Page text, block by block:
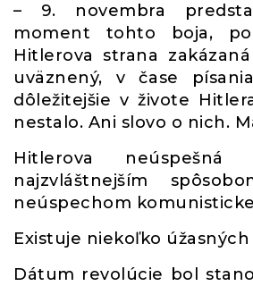
– 9. novembra
moment tohto boja,
Hitlerova strana
uväznený, v čase
dôležitejšie v živote
nestalo. Ani slovo o nich.
Hitlerova neúspešná
najzvláštnejším
neúspechom
Existuje niekoľko
Dátum revolúcie bol